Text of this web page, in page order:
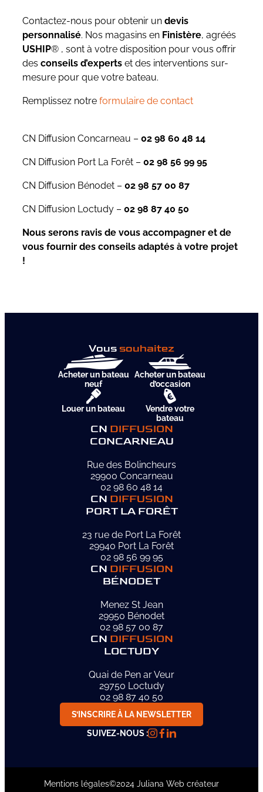
Contactez-nous pour obtenir un devis
personnalisé. Nos magasins en Finistère, agréés
USHIP® , sont à votre disposition pour vous offrir
des conseils d’experts et des interventions sur-
mesure pour que votre bateau.
Remplissez notre formulaire de contact
CN Diffusion Concarneau – 02 98 60 48 14
CN Diffusion Port La Forêt – 02 98 56 99 95
CN Diffusion Bénodet – 02 98 57 00 87
CN Diffusion Loctudy – 02 98 87 40 50
Nous serons ravis de vous accompagner et de
vous fournir des conseils adaptés à votre projet
!
Vous souhaitez
Acheter un bateau
neuf
Acheter un bateau
d’occasion
Louer un bateau
Vendre votre
bateau
CN DIFFUSION
CONCARNEAU
Rue des Bolincheurs
29900 Concarneau
02 98 60 48 14
CN DIFFUSION
PORT LA FORÊT
23 rue de Port La Forêt
29940 Port La Forêt
02 98 56 99 95
CN DIFFUSION
BÉNODET
Menez St Jean
29950 Bénodet
02 98 57 00 87
CN DIFFUSION
LOCTUDY
Quai de Pen ar Veur
29750 Loctudy
02 98 87 40 50
S’INSCRIRE À LA NEWSLETTER
SUIVEZ-NOUS :
Mentions légales©2024 Juliana Web créateur